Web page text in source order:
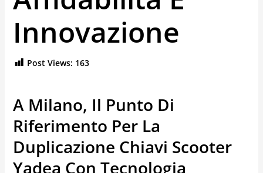
Innovazione
Post Views: 163
A Milano, Il Punto Di
Riferimento Per La
Duplicazione Chiavi Scooter
Yadea Con Tecnologia